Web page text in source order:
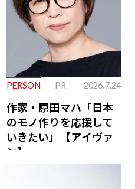
PERSON PR 2026.7.24
作家・原田マハ「日本
のモノ作りを応援して
いきたい」【アイヴァ
ン】